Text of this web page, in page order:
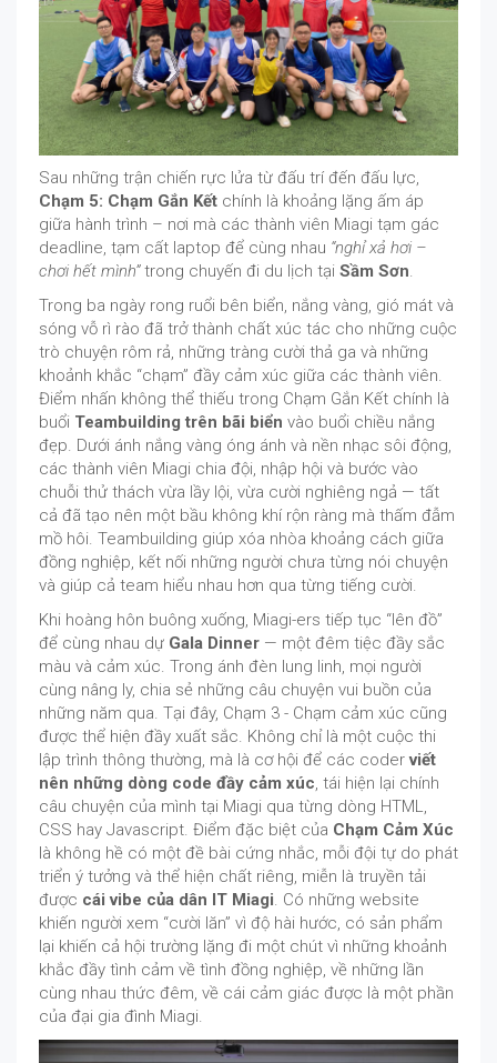
Sau những trận chiến rực lửa từ đấu trí đến đấu lực,
Chạm 5: Chạm Gắn Kết chính là khoảng lặng ấm áp
giữa hành trình – nơi mà các thành viên Miagi tạm gác
deadline, tạm cất laptop để cùng nhau “nghỉ xả hơi –
chơi hết mình”trong chuyến đi du lịch tại Sầm Sơn.
Trong ba ngày rong ruổi bên biển, nắng vàng, gió mát và
sóng vỗ rì rào đã trở thành chất xúc tác cho những cuộc
trò chuyện rôm rả, những tràng cười thả ga và những
khoảnh khắc “chạm” đầy cảm xúc giữa các thành viên.
Điểm nhấn không thể thiếu trong Chạm Gắn Kết chính là
buổi Teambuilding trên bãi biển vào buổi chiều nắng
đẹp. Dưới ánh nắng vàng óng ánh và nền nhạc sôi động,
các thành viên Miagi chia đội, nhập hội và bước vào
chuỗi thử thách vừa lầy lội, vừa cười nghiêng ngả — tất
cả đã tạo nên một bầu không khí rộn ràng mà thấm đẫm
mồ hôi. Teambuilding giúp xóa nhòa khoảng cách giữa
đồng nghiệp, kết nối những người chưa từng nói chuyện
và giúp cả team hiểu nhau hơn qua từng tiếng cười.
Khi hoàng hôn buông xuống, Miagi-ers tiếp tục “lên đồ”
để cùng nhau dự Gala Dinner — một đêm tiệc đầy sắc
màu và cảm xúc. Trong ánh đèn lung linh, mọi người
cùng nâng ly, chia sẻ những câu chuyện vui buồn của
những năm qua. Tại đây, Chạm 3 - Chạm cảm xúc cũng
được thể hiện đầy xuất sắc. Không chỉ là một cuộc thi
lập trình thông thường, mà là cơ hội để các coderviết
nên những dòng code đầy cảm xúc, tái hiện lại chính
câu chuyện của mình tại Miagi qua từng dòng HTML,
CSS hay Javascript. Điểm đặc biệt của Chạm Cảm Xúc
là không hề có một đề bài cứng nhắc, mỗi đội tự do phát
triển ý tưởng và thể hiện chất riêng, miễn là truyền tải
được cái vibe của dân IT Miagi. Có những website
khiến người xem “cười lăn” vì độ hài hước, có sản phẩm
lại khiến cả hội trường lặng đi một chút vì những khoảnh
khắc đầy tình cảm về tình đồng nghiệp, về những lần
cùng nhau thức đêm, về cái cảm giác được là một phần
của đại gia đình Miagi.